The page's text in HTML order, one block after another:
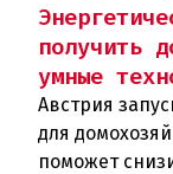
получить
умные
Австрия
для
поможет